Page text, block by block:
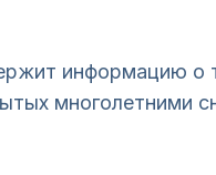
информацию о
многолетними